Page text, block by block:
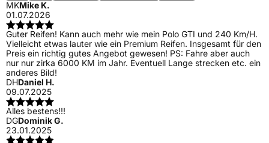
MKMike K.
01.07.2026
Guter Reifen! Kann auch mehr wie mein Polo GTI und 240 Km/H.
Vielleicht etwas lauter wie ein Premium Reifen. Insgesamt für den
Preis ein richtig gutes Angebot gewesen! PS: Fahre aber auch
nur nur zirka 6000 KM im Jahr. Eventuell Lange strecken etc. ein
anderes Bild!
DHDaniel H.
09.07.2025
Alles bestens!!!
DGDominik G.
23.01.2025